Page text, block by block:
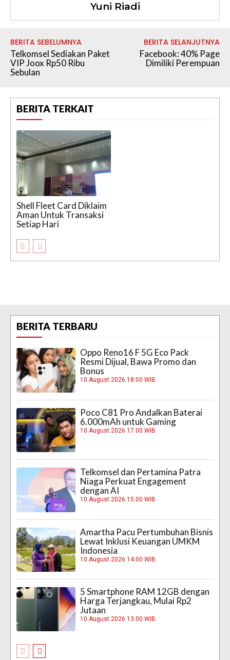
Yuni Riadi
BERITA SEBELUMNYA
Telkomsel Sediakan Paket
VIP Joox Rp50 Ribu
Sebulan
BERITA SELANJUTNYA
Facebook: 40% Page
Dimiliki Perempuan
BERITA TERKAIT
​Shell Fleet Card Diklaim
Aman Untuk Transaksi
Setiap Hari
BERITA TERBARU
Oppo Reno16 F 5G Eco Pack
Resmi Dijual, Bawa Promo dan
Bonus
10 August 2026 18:00 WIB
Poco C81 Pro Andalkan Baterai
6.000mAh untuk Gaming
10 August 2026 17:00 WIB
Telkomsel dan Pertamina Patra
Niaga Perkuat Engagement
dengan AI
10 August 2026 15:00 WIB
Amartha Pacu Pertumbuhan Bisnis
Lewat Inklusi Keuangan UMKM
Indonesia
10 August 2026 14:00 WIB
5 Smartphone RAM 12GB dengan
Harga Terjangkau, Mulai Rp2
Jutaan
10 August 2026 13:00 WIB